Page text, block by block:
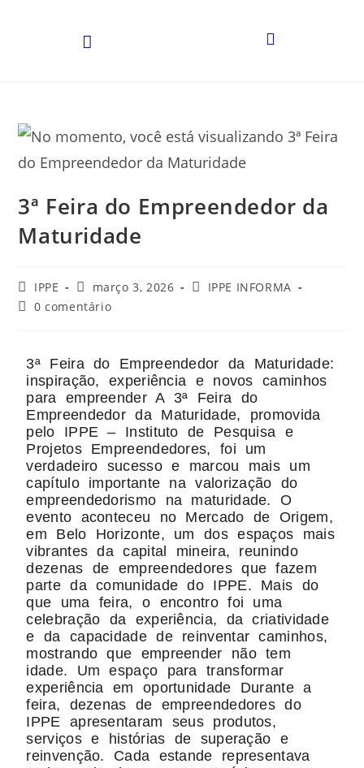
3ª Feira do Empreendedor da
Maturidade
IPPE março 3, 2026
IPPE INFORMA
0 comentário
3ª Feira do Empreendedor da Maturidade:
inspiração, experiência e novos caminhos
para empreender A 3ª Feira do
Empreendedor da Maturidade, promovida
pelo IPPE – Instituto de Pesquisa e
Projetos Empreendedores, foi um
verdadeiro sucesso e marcou mais um
capítulo importante na valorização do
empreendedorismo na maturidade. O
evento aconteceu no Mercado de Origem,
em Belo Horizonte, um dos espaços mais
vibrantes da capital mineira, reunindo
dezenas de empreendedores que fazem
parte da comunidade do IPPE. Mais do
que uma feira, o encontro foi uma
celebração da experiência, da criatividade
e da capacidade de reinventar caminhos,
mostrando que empreender não tem
idade. Um espaço para transformar
experiência em oportunidade Durante a
feira, dezenas de empreendedores do
IPPE apresentaram seus produtos,
serviços e histórias de superação e
reinvenção. Cada estande representava